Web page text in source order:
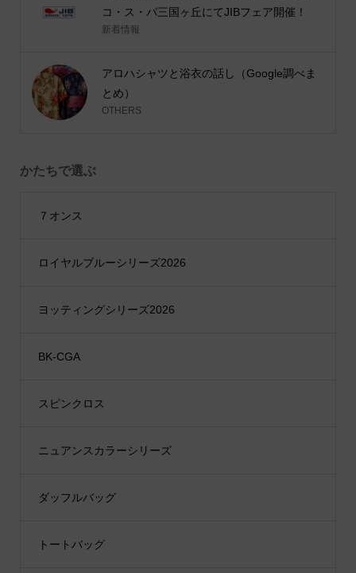
コ・ス・パ三国ヶ丘にてJIBフェア開催！
新着情報
アロハシャツと浴衣の話し（Google調べま
とめ）
OTHERS
かたちで選ぶ
７オンス
ロイヤルブルーシリーズ2026
ヨッティングシリーズ2026
BK-CGA
スピンクロス
ニュアンスカラーシリーズ
ダッフルバッグ
トートバッグ